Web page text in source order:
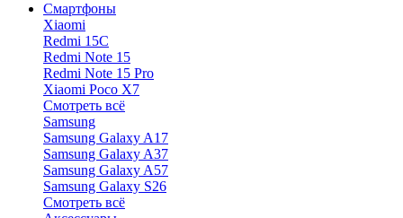
Смартфоны
Xiaomi
Redmi 15C
Redmi Note 15
Redmi Note 15 Pro
Xiaomi Poco X7
Смотреть всё
Samsung
Samsung Galaxy A17
Samsung Galaxy A37
Samsung Galaxy A57
Samsung Galaxy S26
Смотреть всё